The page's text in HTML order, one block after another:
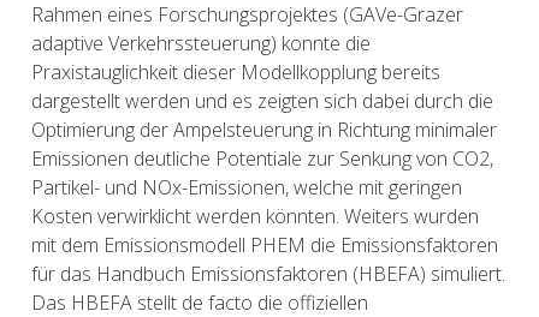
Rahmen eines Forschungsprojektes (GAVe-Grazer
adaptive Verkehrssteuerung) konnte die
Praxistauglichkeit dieser Modellkopplung bereits
dargestellt werden und es zeigten sich dabei durch die
Optimierung der Ampelsteuerung in Richtung minimaler
Emissionen deutliche Potentiale zur Senkung von CO2,
Partikel- und NOx-Emissionen, welche mit geringen
Kosten verwirklicht werden könnten. Weiters wurden
mit dem Emissionsmodell PHEM die Emissionsfaktoren
für das Handbuch Emissionsfaktoren (HBEFA) simuliert.
Das HBEFA stellt de facto die offiziellen